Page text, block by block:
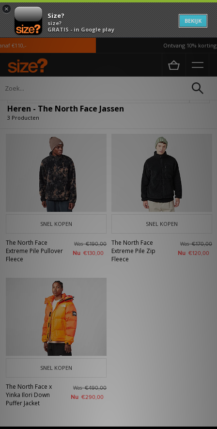
×
Size?
size?
GRATIS - in Google play
BEKIJK
€110,- Ontvang 10% korting
Home Heren
Heren - The North Face Jassen
3 Producten
SNEL KOPEN
The North Face
Extreme Pile Pullover
Fleece
Was€190,00
Nu €130,00
SNEL KOPEN
The North Face
Extreme Pile Zip
Fleece
Was€170,00
Nu €120,00
SNEL KOPEN
The North Face x
Yinka Ilori Down
Puffer Jacket
Was€490,00
Nu €290,00